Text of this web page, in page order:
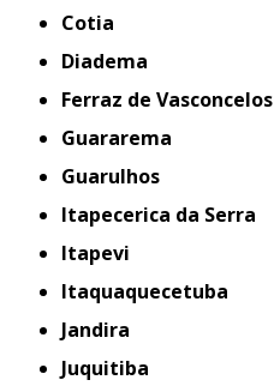
Cotia
Diadema
Ferraz de Vasconcelos
Guararema
Guarulhos
Itapecerica da Serra
Itapevi
Itaquaquecetuba
Jandira
Juquitiba